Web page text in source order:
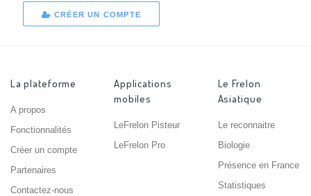
CRÉER UN COMPTE
La plateforme
A propos
Fonctionnalités
Créer un compte
Partenaires
Contactez-nous
Applications
mobiles
LeFrelon Pisteur
LeFrelon Pro
Le Frelon
Asiatique
Le reconnaitre
Biologie
Présence en France
Statistiques